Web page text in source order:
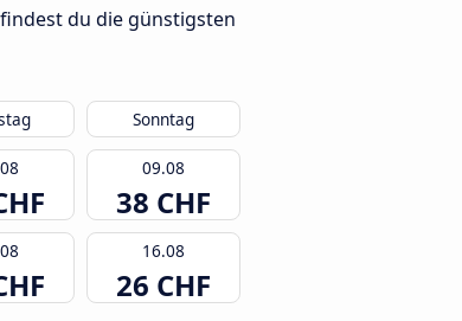
du die günstigsten
Sonntag
09.08
38 CHF
16.08
26 CHF